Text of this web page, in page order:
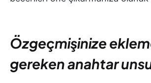
Özgeçmişinize
gereken anahtar